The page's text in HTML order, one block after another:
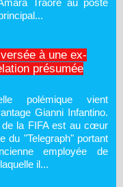
à une ex-
présumée
polémique vient
Gianni Infantino.
de la FIFA est au cœur
du "Telegraph" portant
employée de
il...